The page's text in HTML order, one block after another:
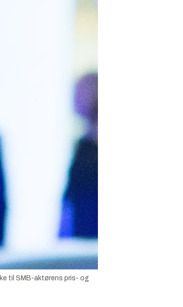
til SMB-aktørens pris- og